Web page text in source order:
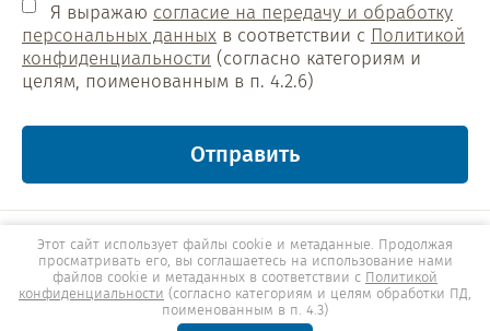
Я выражаю согласие на передачу и обработку
персональных данных в соответствии с Политикой
конфиденциальности (согласно категориям и
целям, поименованным в п. 4.2.6)
Отправить
2019-2025 © А2-А4.ru. Оптовые поставки крепежа и
метизов. Все права защищены. Копирование материала
возможно только с письменного согласия компании.
Политика конфиденциальности
Этот сайт использует файлы cookie и метаданные. Продолжая
просматривать его, вы соглашаетесь на использование нами
файлов cookie и метаданных в соответствии с Политикой
конфиденциальности (согласно категориям и целям обработки ПД,
поименованным в п. 4.3)